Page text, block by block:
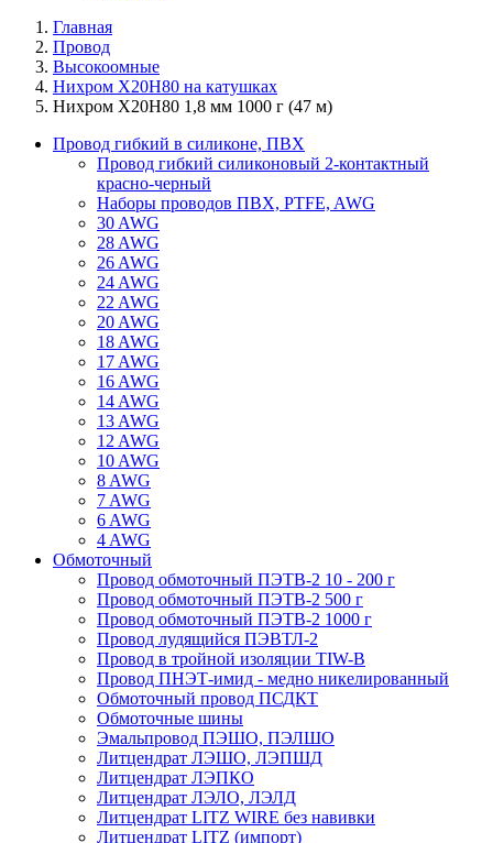
Главная
Провод
Высокоомные
Нихром Х20Н80 на катушках
Нихром Х20Н80 1,8 мм 1000 г (47 м)
Провод гибкий в силиконе, ПВХ
Провод гибкий силиконовый 2-контактный
красно-черный
Наборы проводов ПВХ, PTFE, AWG
30 AWG
28 AWG
26 AWG
24 AWG
22 AWG
20 AWG
18 AWG
17 AWG
16 AWG
14 AWG
13 AWG
12 AWG
10 AWG
8 AWG
7 AWG
6 AWG
4 AWG
Обмоточный
Провод обмоточный ПЭТВ-2 10 - 200 г
Провод обмоточный ПЭТВ-2 500 г
Провод обмоточный ПЭТВ-2 1000 г
Провод лудящийся ПЭВТЛ-2
Провод в тройной изоляции TIW-B
Провод ПНЭТ-имид - медно никелированный
Обмоточный провод ПСДКТ
Обмоточные шины
Эмальпровод ПЭШО, ПЭЛШО
Литцендрат ЛЭШО, ЛЭПШД
Литцендрат ЛЭПКО
Литцендрат ЛЭЛО, ЛЭЛД
Литцендрат LITZ WIRE без навивки
Литцендрат LITZ (импорт)